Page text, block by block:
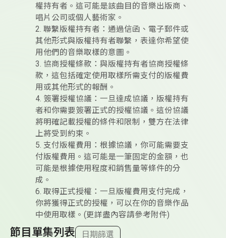
權持有者。這可能是該曲目的音樂出版商、
唱片公司或個人藝術家。
2. 聯繫版權持有者：通過信函、電子郵件或
其他形式與版權持有者聯繫，表達你希望使
用他們的音樂取樣的意圖。
3. 協商授權條款：與版權持有者協商授權條
款，這包括確定使用取樣所需支付的版權費
用或其他形式的報酬。
4. 簽署授權協議：一旦達成協議，版權持有
者和你需要簽署正式的授權協議。這份協議
將明確記載授權的條件和限制，雙方在法律
上將受到約束。
5. 支付版權費用：根據協議，你可能需要支
付版權費用。這可能是一筆固定的金額，也
可能是根據使用程度和銷售量等條件的分
成。
6. 取得正式授權：一旦版權費用支付完成，
你將獲得正式的授權，可以在你的音樂作品
中使用取樣。(更詳盡內容請參考附件)
節目單集列表 日期篩選